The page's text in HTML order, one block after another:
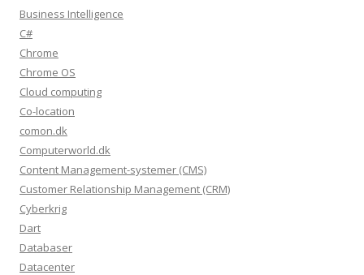
Business Intelligence
C#
Chrome
Chrome OS
Cloud computing
Co-location
comon.dk
Computerworld.dk
Content Management-systemer (CMS)
Customer Relationship Management (CRM)
Cyberkrig
Dart
Databaser
Datacenter